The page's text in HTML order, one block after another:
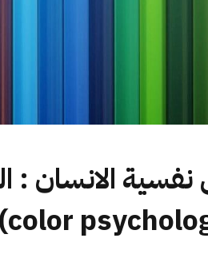
نفسية الانسان :